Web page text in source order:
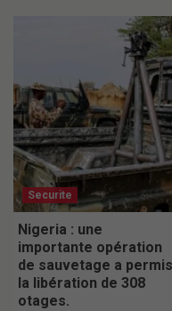
Securite
Nigeria : une
importante opération
de sauvetage a permis
la libération de 308
otages.